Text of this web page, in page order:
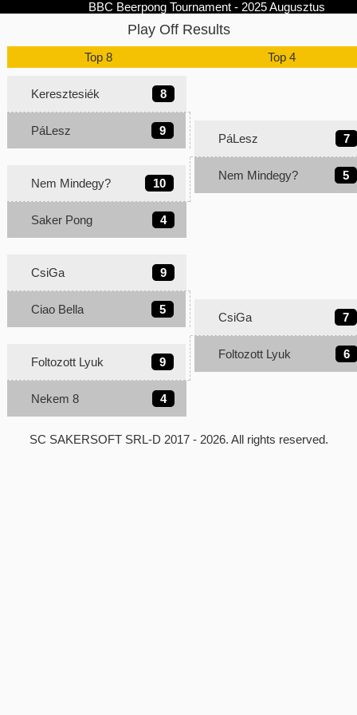
BBC Beerpong Tournament - 2025 Augusztus
Play Off Results
Top 8 Top 4
Keresztesiék 8
PáLesz 9
PáLesz 7
Nem Mindegy? 10
Nem Mindegy? 5
Saker Pong 4
CsiGa 9
Ciao Bella 5
CsiGa 7
Foltozott Lyuk 9
Foltozott Lyuk 6
Nekem 8 4
SC SAKERSOFT SRL-D 2017 - 2026. All rights reserved.